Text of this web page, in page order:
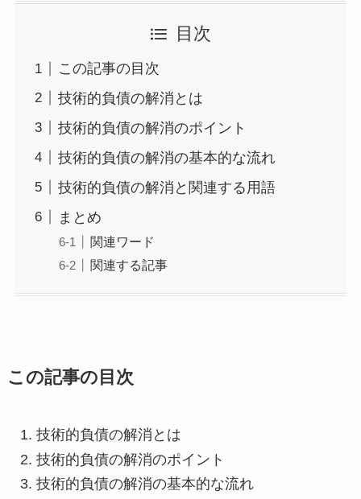
目次
この記事の目次
技術的負債の解消とは
技術的負債の解消のポイント
技術的負債の解消の基本的な流れ
技術的負債の解消と関連する用語
まとめ
関連ワード
関連する記事
この記事の目次
技術的負債の解消とは
技術的負債の解消のポイント
技術的負債の解消の基本的な流れ